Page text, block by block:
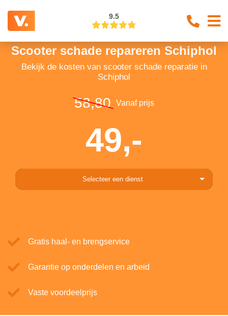
9.5
Scooter schade repareren Schiphol
Bekijk de kosten van scooter schade reparatie in
Schiphol
58,80 Vanaf prijs
49,-
Selecteer een dienst
Gratis haal- en brengservice
Garantie op onderdelen en arbeid
Vaste voordeelprijs